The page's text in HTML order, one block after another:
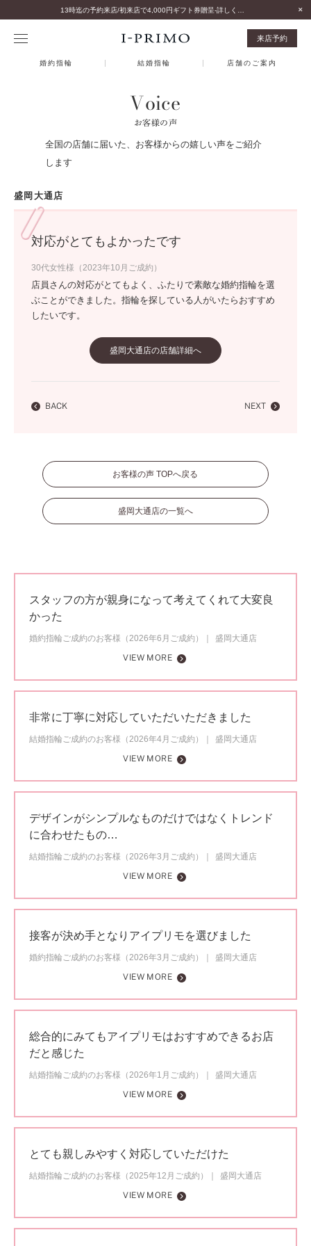
来店予約
婚約指輪 結婚指輪 店舗のご案内
Voice
お客様の声
全国の店舗に届いた、お客様からの嬉しい声をご紹介
します
盛岡大通店
対応がとてもよかったです
30代女性様（2023年10月ご成約）
店員さんの対応がとてもよく、ふたりで素敵な婚約指輪を選
ぶことができました。指輪を探している人がいたらおすすめ
したいです。
盛岡大通店の店舗詳細へ
BACK NEXT
お客様の声 TOPへ戻る
盛岡大通店の一覧へ
スタッフの方が親身になって考えてくれて大変良
かった
婚約指輪ご成約のお客様（2026年6月ご成約）
盛岡大通店
VIEW MORE
非常に丁寧に対応していただいただきました
結婚指輪ご成約のお客様（2026年4月ご成約）
盛岡大通店
VIEW MORE
デザインがシンプルなものだけではなくトレンド
に合わせたもの…
結婚指輪ご成約のお客様（2026年3月ご成約）
盛岡大通店
VIEW MORE
接客が決め手となりアイプリモを選びました
婚約指輪ご成約のお客様（2026年3月ご成約）
盛岡大通店
VIEW MORE
総合的にみてもアイプリモはおすすめできるお店
だと感じた
結婚指輪ご成約のお客様（2026年1月ご成約）
盛岡大通店
VIEW MORE
とても親しみやすく対応していただけた
結婚指輪ご成約のお客様（2025年12月ご成約）
盛岡大通店
VIEW MORE